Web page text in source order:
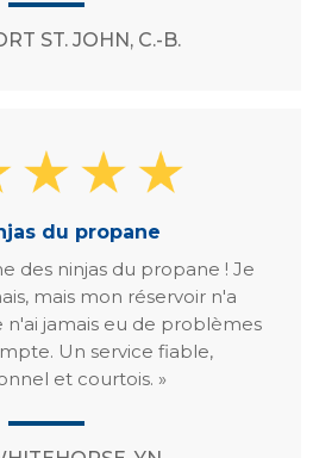
ST. JOHN, C.-B.
du propane
des ninjas du propane ! Je
mais mon réservoir n'a
n'ai jamais eu de problèmes
Un service fiable,
et courtois. »